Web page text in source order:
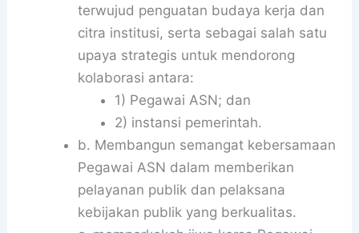
terwujud penguatan budaya kerja dan
citra institusi, serta sebagai salah satu
upaya strategis untuk mendorong
kolaborasi antara:
1) Pegawai ASN; dan
2) instansi pemerintah.
b. Membangun semangat kebersamaan
Pegawai ASN dalam memberikan
pelayanan publik dan pelaksana
kebijakan publik yang berkualitas.